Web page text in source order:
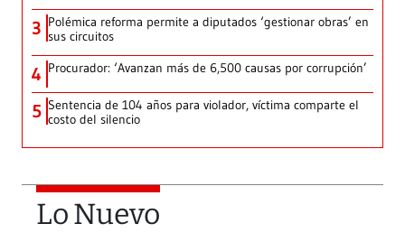
3 Polémica reforma permite a diputados ‘gestionar obras’ en
sus circuitos
4 Procurador: ‘Avanzan más de 6,500 causas por corrupción’
5 Sentencia de 104 años para violador, víctima comparte el
costo del silencio
Lo Nuevo